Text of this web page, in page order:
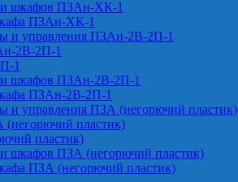
шкафов ПЗАн-ХК-1
ПЗАн-ХК-1
и управления ПЗАн-2В-2П-1
2В-2П-1
1
шкафов ПЗАн-2В-2П-1
ПЗАн-2В-2П-1
и управления ПЗА (негорючий пластик)
пластик)
пластик)
шкафов ПЗА (негорючий пластик)
ПЗА (негорючий пластик)